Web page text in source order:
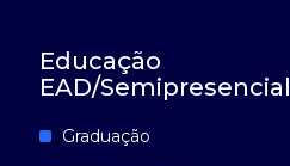
Educação
EAD/Semipresencial
Graduação